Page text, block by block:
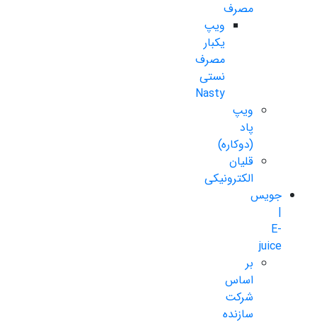
مصرف
ویپ
یکبار
مصرف
نستی
Nasty
ویپ
پاد
(دوکاره)
قلیان
الکترونیکی
جویس
|
E-
juice
بر
اساس
شرکت
سازنده